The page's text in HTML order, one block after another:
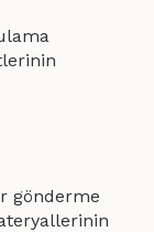
gönderme